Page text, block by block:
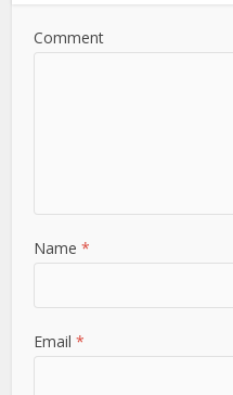
Comment
Name*
Email*